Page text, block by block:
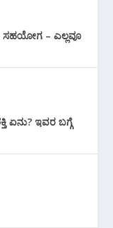
ಸಹಯೋಗ – ಎಲ್ಲವೂ
ಏನು? ಇವರ ಬಗ್ಗೆ